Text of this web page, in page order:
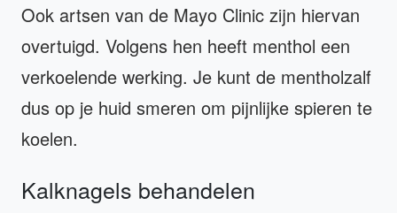
Ook artsen van de Mayo Clinic zijn hiervan
overtuigd. Volgens hen heeft menthol een
verkoelende werking. Je kunt de mentholzalf
dus op je huid smeren om pijnlijke spieren te
koelen.
Kalknagels behandelen